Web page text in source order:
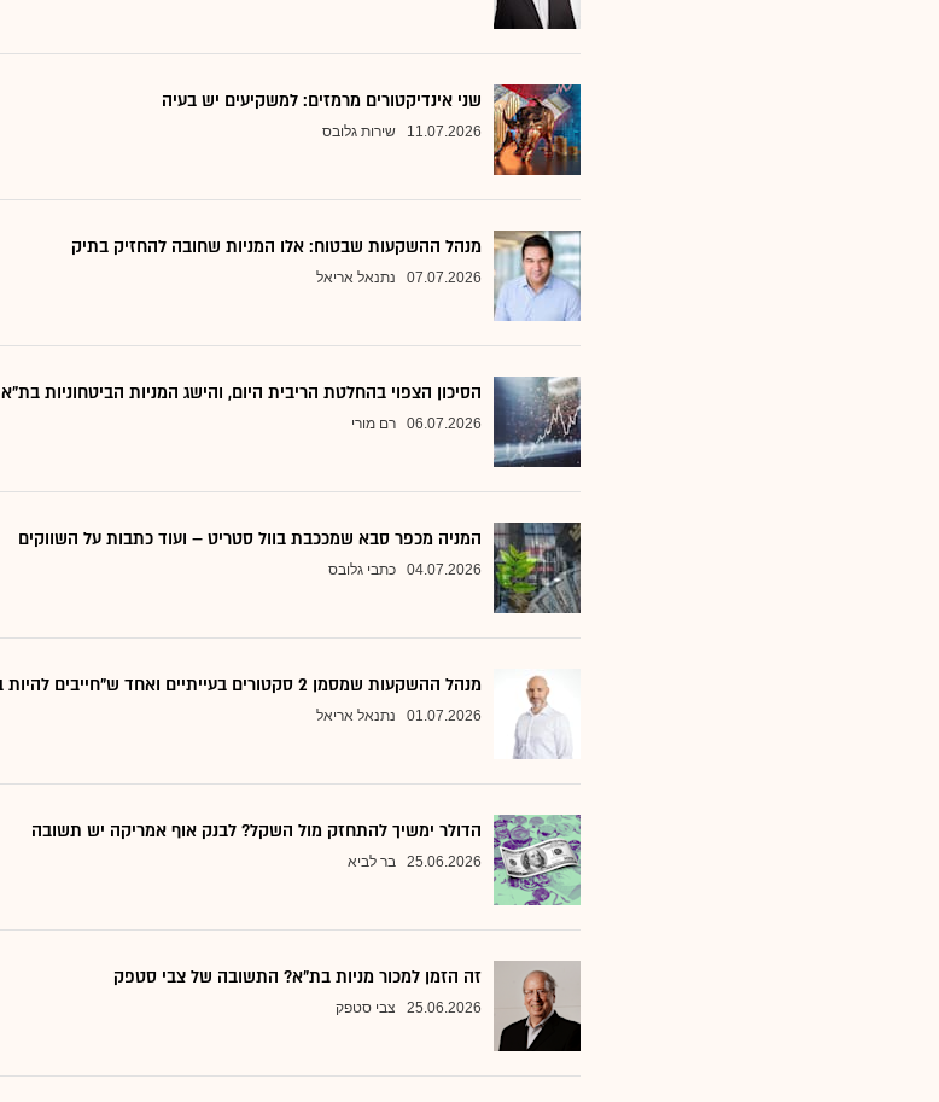
שני אינדיקטורים מרמזים: למשקיעים יש בעיה
11.07.2026 שירות גלובס
מנהל ההשקעות שבטוח: אלו המניות שחובה להחזיק בתיק
07.07.2026 נתנאל אריאל
הסיכון הצפוי בהחלטת הריבית היום, והישג המניות הביטחוניות בת"א
06.07.2026 רם מורי
המניה מכפר סבא שמככבת בוול סטריט – ועוד כתבות על השווקים
04.07.2026 כתבי גלובס
מנהל ההשקעות שמסמן 2 סקטורים בעייתיים ואחד ש"חייבים להיות בו"
01.07.2026 נתנאל אריאל
הדולר ימשיך להתחזק מול השקל? לבנק אוף אמריקה יש תשובה
25.06.2026 בר לביא
זה הזמן למכור מניות בת"א? התשובה של צבי סטפק
25.06.2026 צבי סטפק